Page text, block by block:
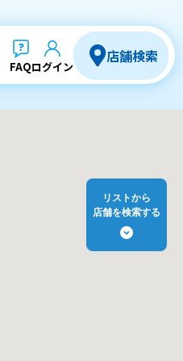
FAQログイン
店舗検索
リストから
店舗を検索する